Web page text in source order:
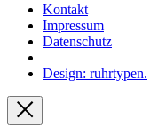
Kontakt
Impressum
Datenschutz
Design: ruhrtypen.